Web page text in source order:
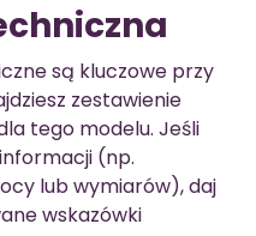
są kluczowe przy
zestawienie
tego modelu. Jeśli
(np.
lub wymiarów), daj
wskazówki